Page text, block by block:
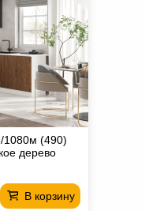
1080м (490)
дерево
В корзину